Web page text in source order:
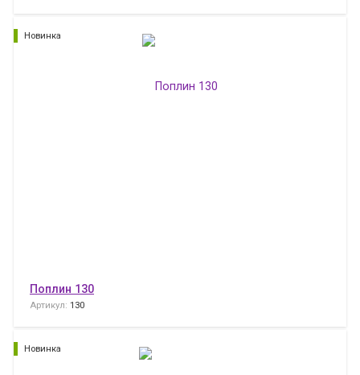
Новинка
Поплин 130
Артикул: 130
Новинка